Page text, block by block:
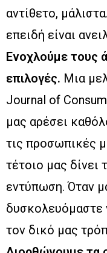
αντίθετο,
επειδή είναι
Ενοχλούμε τους
επιλογές. Μια
Journal of
μας αρέσει
τις προσωπικές
τέτοιο μας δίνει
εντύπωση. Όταν
δυσκολευόμαστε
τον δικό μας